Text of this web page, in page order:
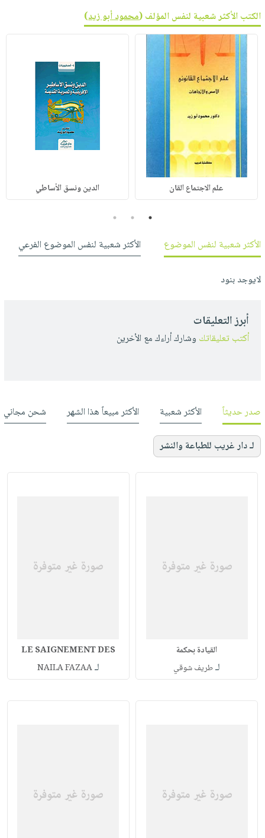
الكتب الأكثر شعبية لنفس المؤلف (محمود أبو زيد)
علم الاجتماع القان الدين ونسق الأساطي
1
2
3
الأكثر شعبية لنفس الموضوع
الأكثر شعبية لنفس الموضوع الفرعي
لايوجد بنود
أبرز التعليقات
أكتب تعليقاتك وشارك أراءك مع الأخرين
صدر حديثاً الأكثر شعبية الأكثر مبيعاً هذا الشهر شحن مجاني
لـ دار غريب للطباعة والنشر
القيادة بحكمة
لـطريف شوقي
LE SAIGNEMENT DES
لـNAILA FAZAA